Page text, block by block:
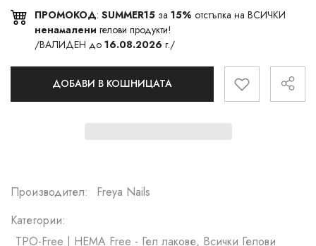
ПРОМОКОД: SUMMER15 за 15% отстъпка на ВСИЧКИ
ненамалени гелови продукти!
/ВАЛИДЕН до 16.08.2026 г./
ДОБАВИ В КОШНИЦАТА
Производител:
Freya Nails
Категории:
TPO-Free | HEMA Free - Гел лакове, Всички Гелови